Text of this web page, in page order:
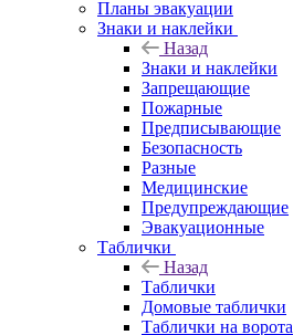
Планы эвакуации
Знаки и наклейки
Назад
Знаки и наклейки
Запрещающие
Пожарные
Предписывающие
Безопасность
Разные
Медицинские
Предупреждающие
Эвакуационные
Таблички
Назад
Таблички
Домовые таблички
Таблички на ворота